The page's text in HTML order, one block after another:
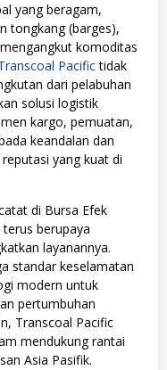
yang beragam,
tongkang (barges),
komoditas
Pacifictidak
dari pelabuhan
solusi logistik
kargo, pemuatan,
keandalan dan
yang kuat di
di Bursa Efek
terus berupaya
layanannya.
standar keselamatan
modern untuk
pertumbuhan
Transcoal Pacific
mendukung rantai
Asia Pasifik.